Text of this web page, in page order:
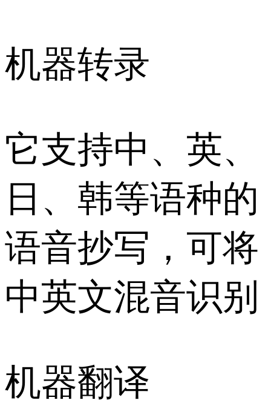
机器转录
它支持中、英、
日、韩等语种的
语音抄写，可将
中英文混音识别
机器翻译